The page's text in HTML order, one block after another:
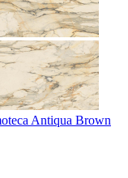
Antiqua Brown